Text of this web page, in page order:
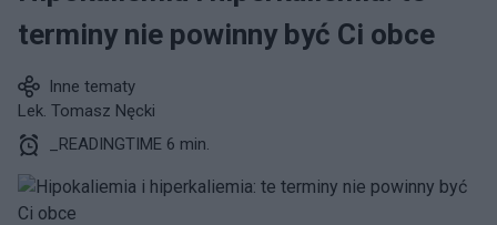
terminy nie powinny być Ci obce
Inne tematy
Lek. Tomasz Nęcki
_READINGTIME 6 min.